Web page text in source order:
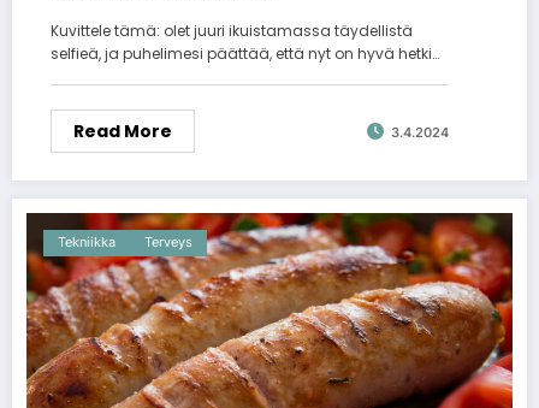
Kuvittele tämä: olet juuri ikuistamassa täydellistä
selfieä, ja puhelimesi päättää, että nyt on hyvä hetki…
Read More 3.4.2024
Tekniikka Terveys